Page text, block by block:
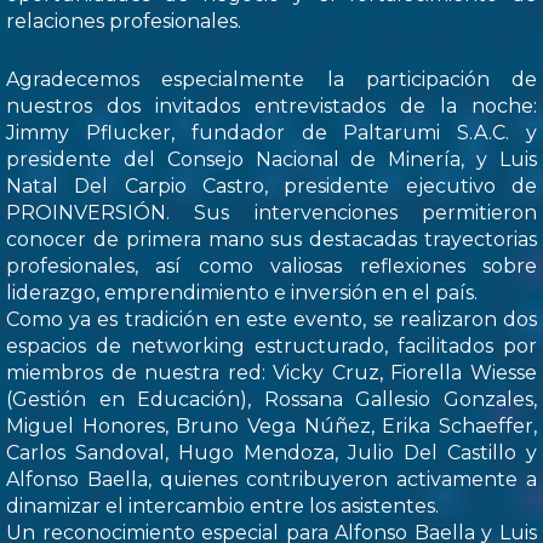
relaciones profesionales.
Agradecemos especialmente la participación de
nuestros dos invitados entrevistados de la noche:
Jimmy Pflucker, fundador de Paltarumi S.A.C. y
presidente del Consejo Nacional de Minería, y Luis
Natal Del Carpio Castro, presidente ejecutivo de
PROINVERSIÓN. Sus intervenciones permitieron
conocer de primera mano sus destacadas trayectorias
profesionales, así como valiosas reflexiones sobre
liderazgo, emprendimiento e inversión en el país.
Como ya es tradición en este evento, se realizaron dos
espacios de networking estructurado, facilitados por
miembros de nuestra red: Vicky Cruz, Fiorella Wiesse
(Gestión en Educación), Rossana Gallesio Gonzales,
Miguel Honores, Bruno Vega Núñez, Erika Schaeffer,
Carlos Sandoval, Hugo Mendoza, Julio Del Castillo y
Alfonso Baella, quienes contribuyeron activamente a
dinamizar el intercambio entre los asistentes.
Un reconocimiento especial para Alfonso Baella y Luis